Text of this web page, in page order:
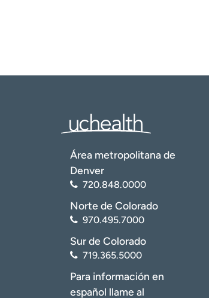
Área metropolitana de
Denver
720.848.0000
Norte de Colorado
970.495.7000
Sur de Colorado
719.365.5000
Para información en
español llame al